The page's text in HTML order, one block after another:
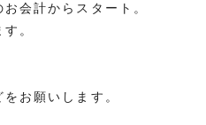
会計からスタート。
。
お願いします。